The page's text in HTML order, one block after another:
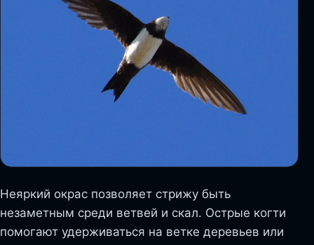
Неяркий окрас позволяет стрижу быть
незаметным среди ветвей и скал. Острые когти
помогают удерживаться на ветке деревьев или